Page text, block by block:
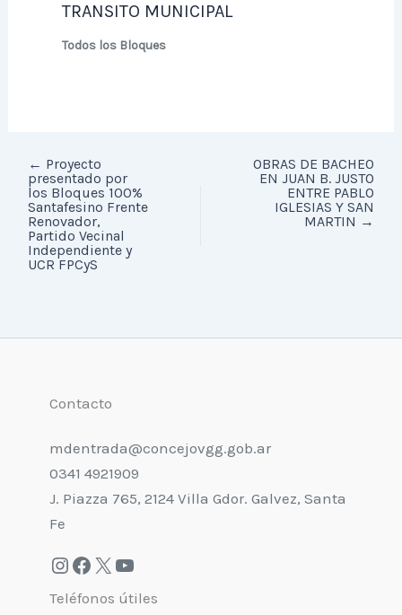
TRANSITO MUNICIPAL
Todos los Bloques
← Proyecto
presentado por
los Bloques 100%
Santafesino Frente
Renovador,
Partido Vecinal
Independiente y
UCR FPCyS
OBRAS DE BACHEO
EN JUAN B. JUSTO
ENTRE PABLO
IGLESIAS Y SAN
MARTIN →
Contacto
mdentrada@concejovgg.gob.ar
0341 4921909
J. Piazza 765, 2124 Villa Gdor. Galvez, Santa
Fe
Teléfonos útiles